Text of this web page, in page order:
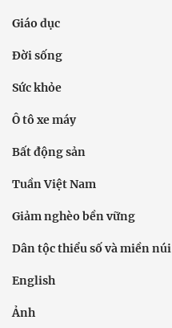
Giáo dục
Đời sống
Sức khỏe
Ô tô xe máy
Bất động sản
Tuần Việt Nam
Giảm nghèo bền vững
Dân tộc thiểu số và miền núi
English
Ảnh